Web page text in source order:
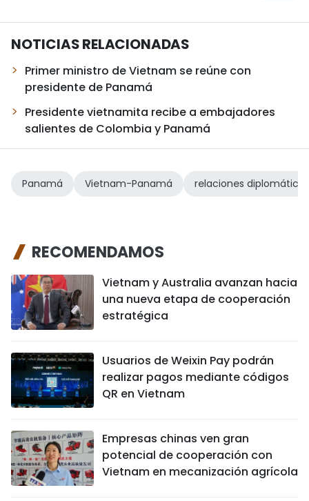
NOTICIAS RELACIONADAS
Primer ministro de Vietnam se reúne con
presidente de Panamá
Presidente vietnamita recibe a embajadores
salientes de Colombia y Panamá
Panamá Vietnam-Panamá relaciones diplomáticas
RECOMENDAMOS
Vietnam y Australia avanzan hacia
una nueva etapa de cooperación
estratégica
Usuarios de Weixin Pay podrán
realizar pagos mediante códigos
QR en Vietnam
Empresas chinas ven gran
potencial de cooperación con
Vietnam en mecanización agrícola